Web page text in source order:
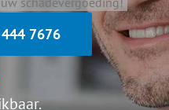
7676